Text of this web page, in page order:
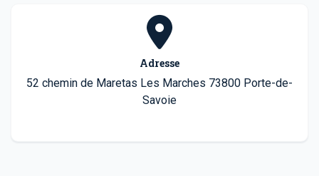
Adresse
52 chemin de Maretas Les Marches 73800 Porte-de-
Savoie